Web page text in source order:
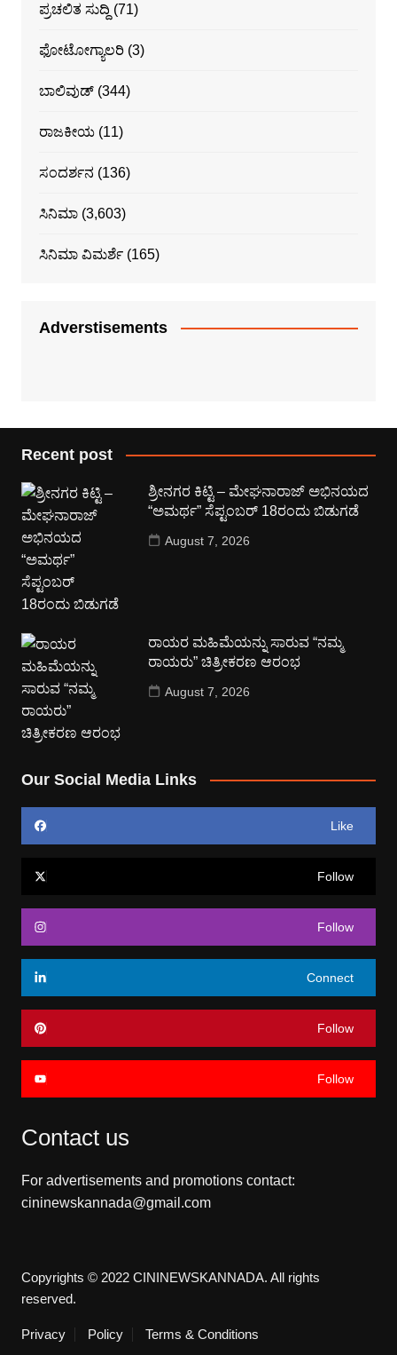
ಪ್ರಚಲಿತ ಸುದ್ದಿ (71)
ಫೋಟೋಗ್ಯಾಲರಿ(3)
ಬಾಲಿವುಡ್(344)
ರಾಜಕೀಯ(11)
ಸಂದರ್ಶನ (136)
ಸಿನಿಮಾ(3,603)
ಸಿನಿಮಾ ವಿಮರ್ಶೆ(165)
Adverstisements
Recent post
ಶ್ರೀನಗರ ಕಿಟ್ಟಿ – ಮೇಘನಾರಾಜ್ ಅಭಿನಯದ
“ಅಮರ್ಥ” ಸೆಪ್ಟಂಬರ್ 18ರಂದು ಬಿಡುಗಡೆ
August 7, 2026
ರಾಯರ ಮಹಿಮೆಯನ್ನು ಸಾರುವ “ನಮ್ಮ
ರಾಯರು” ಚಿತ್ರೀಕರಣ ಆರಂಭ
August 7, 2026
Our Social Media Links
Like
Follow
Follow
Connect
Follow
Follow
Contact us
For advertisements and promotions contact:
cininewskannada@gmail.com
Copyrights © 2022 CININEWSKANNADA. All rights
reserved.
Privacy Policy Terms & Conditions